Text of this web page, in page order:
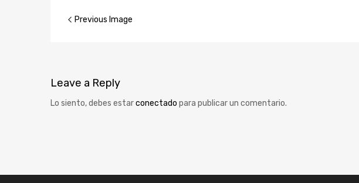
Previous Image
Leave a Reply
Lo siento, debes estarconectado para publicar un comentario.